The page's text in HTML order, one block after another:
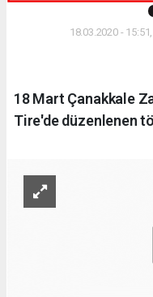
18.03.2020 -
18 Mart Çanakkale
Tire'de düzenlenen